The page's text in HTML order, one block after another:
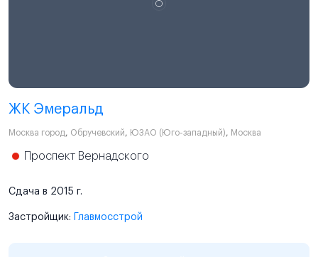
ЖК Эмеральд
Москва город, Обручевский, ЮЗАО (Юго-западный), Москва
Проспект Вернадского
Сдача в 2015 г.
Застройщик: Главмосстрой